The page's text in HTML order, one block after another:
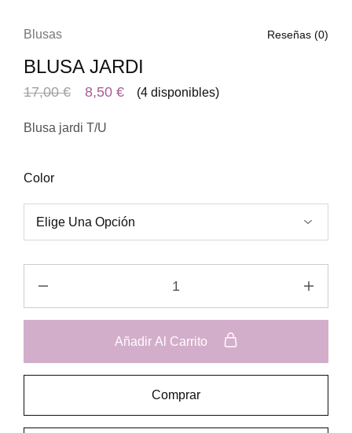
Blusas Reseñas (0)
BLUSA JARDI
17,00€ 8,50 € (4 disponibles)
Blusa jardi T/U
Color
Añadir Al Carrito
Comprar